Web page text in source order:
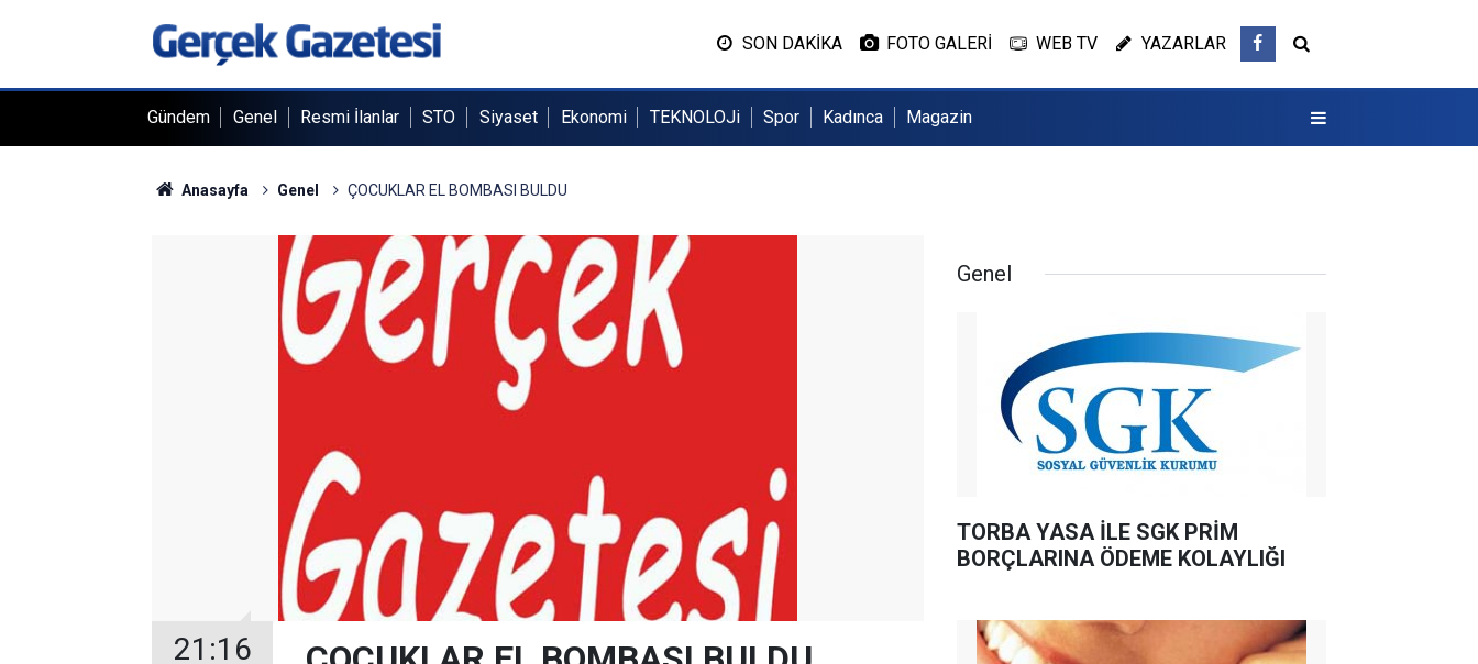
SON DAKİKA FOTO GALERİ WEB TV YAZARLAR
Gündem Genel Resmi İlanlar STO Siyaset Ekonomi TEKNOLOJi Spor Kadınca Magazin
Anasayfa Genel ÇOCUKLAR EL BOMBASI BULDU
21:16
Genel
TORBA YASA İLE SGK PRİM
BORÇLARINA ÖDEME KOLAYLIĞI